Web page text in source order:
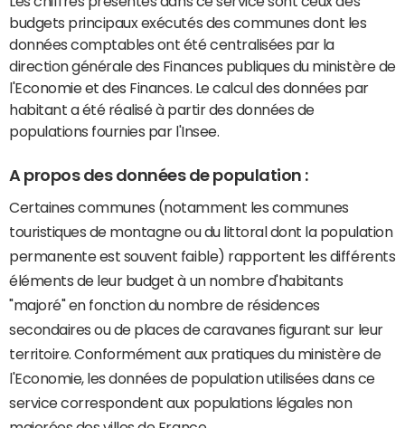
budgets principaux exécutés des communes dont les
données comptables ont été centralisées par la
direction générale des Finances publiques du ministère de
l'Economie et des Finances. Le calcul des données par
habitant a été réalisé à partir des données de
populations fournies par l'Insee.
A propos des données de population :
Certaines communes (notamment les communes
touristiques de montagne ou du littoral dont la population
permanente est souvent faible) rapportent les différents
éléments de leur budget à un nombre d'habitants
"majoré" en fonction du nombre de résidences
secondaires ou de places de caravanes figurant sur leur
territoire. Conformément aux pratiques du ministère de
l'Economie, les données de population utilisées dans ce
service correspondent aux populations légales non